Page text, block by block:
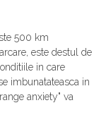
500 km
este destul de
in care
imbunatateasca in
anxiety" va